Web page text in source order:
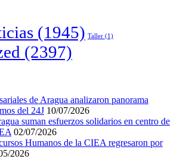
(1945) Taller (1)
(2397)
de Aragua analizaron panorama
del 24J 10/07/2026
suman esfuerzos solidarios en centro de
02/07/2026
Humanos de la CIEA regresaron por
2026